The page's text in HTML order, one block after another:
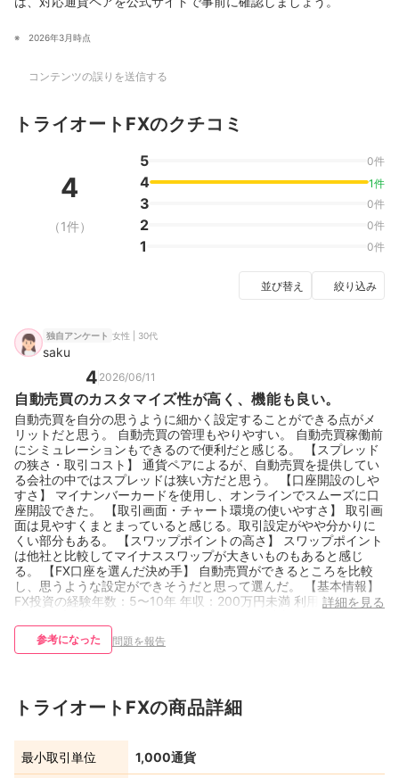
2026年3月時点
コンテンツの誤りを送信する
トライオートFXのクチコミ
4
（1件）
5 0件
4 1件
3 0件
2 0件
1 0件
並び替え 絞り込み
独自アンケート 女性 | 30代
saku
4 2026/06/11
自動売買のカスタマイズ性が高く、機能も良い。
自動売買を自分の思うように細かく設定することができる点がメ
リットだと思う。 自動売買の管理もやりやすい。 自動売買稼働前
にシミュレーションもできるので便利だと感じる。 【スプレッド
の狭さ・取引コスト】 通貨ペアによるが、自動売買を提供してい
る会社の中ではスプレッドは狭い方だと思う。 【口座開設のしや
すさ】 マイナンバーカードを使用し、オンラインでスムーズに口
座開設できた。 【取引画面・チャート環境の使いやすさ】 取引画
面は見やすくまとまっていると感じる。取引設定がやや分かりに
くい部分もある。 【スワップポイントの高さ】 スワップポイント
は他社と比較してマイナススワップが大きいものもあると感じ
る。 【FX口座を選んだ決め手】 自動売買ができるところを比較
し、思うような設定ができそうだと思って選んだ。 【基本情報】
FX投資の経験年数：5〜10年 年収：200万円未満 利用歴：1年以
な取引スタイル：会社提供の自動売買（リピート系・シストレ
等） 主な取引通貨ペア：NZドル/カナダドル
詳細を見る
参考になった 問題を報告
トライオートFXの商品詳細
最小取引単位 1,000通貨